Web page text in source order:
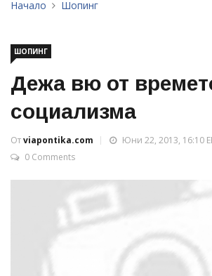
Начало Шопинг
ШОПИНГ
Дежа вю от
социализма
Отviapontika.com
Юни 22, 2013, 16:10
0 Comments